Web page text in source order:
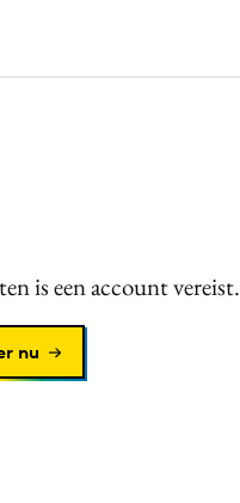
is een account vereist.
nu